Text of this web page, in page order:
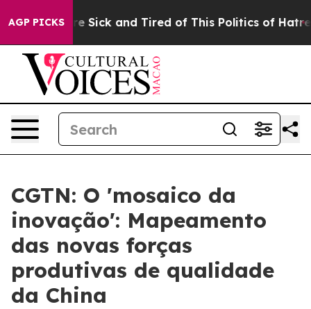
AGP PICKSAre Sick and Tired of This Politics of Hatred”
CGTN: O 'mosaico da
inovação': Mapeamento
das novas forças
produtivas de qualidade
da China